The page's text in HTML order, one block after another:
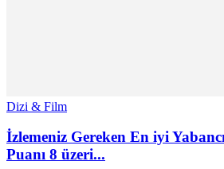
Dizi & Film
İzlemeniz Gereken En iyi
Puanı 8 üzeri...